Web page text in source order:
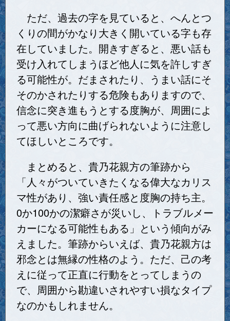
ただ、過去の字を見ていると、へんとつ
くりの間がかなり大きく開いている字も存
在していました。開きすぎると、悪い話も
受け入れてしまうほど他人に気を許しすぎ
る可能性が。だまされたり、うまい話にそ
そのかされたりする危険もありますので、
信念に突き進もうとする度胸が、周囲によ
って悪い方向に曲げられないように注意し
てほしいところです。
まとめると、貴乃花親方の筆跡から
「人々がついていきたくなる偉大なカリス
マ性があり、強い責任感と度胸の持ち主。
0か100かの潔癖さが災いし、トラブルメー
カーになる可能性もある」という傾向がみ
えました。筆跡からいえば、貴乃花親方は
邪念とは無縁の性格のよう。ただ、己の考
えに従って正直に行動をとってしまうの
で、周囲から勘違いされやすい損なタイプ
なのかもしれません。